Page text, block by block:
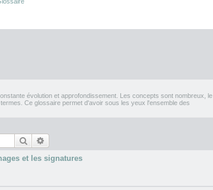
évolution et approfondissement. Les concepts sont nombreux, le
Ce glossaire permet d'avoir sous les yeux l'ensemble des
Rechercher
et les signatures